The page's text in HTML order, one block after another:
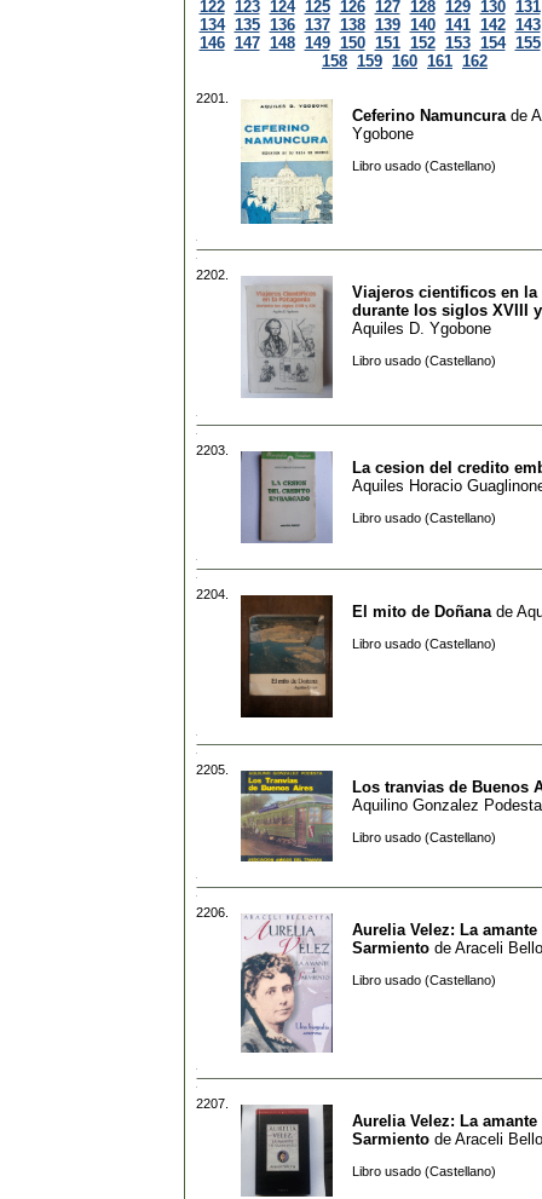
122 123 124 125 126 127 128 129 130 131
134 135 136 137 138 139 140 141 142 143
146 147 148 149 150 151 152 153 154 155
158 159 160 161 162
2201.
Ceferino Namuncura de
Ygobone
Libro usado (Castellano)
2202.
Viajeros cientificos en la
durante los siglos XVIII
Aquiles D. Ygobone
Libro usado (Castellano)
2203.
La cesion del credito
Aquiles Horacio
Libro usado (Castellano)
2204.
El mito de Doñana de
Libro usado (Castellano)
2205.
Los tranvias de Buenos
Aquilino Gonzalez Podesta
Libro usado (Castellano)
2206.
Aurelia Velez: La amante
Sarmiento de Araceli
Libro usado (Castellano)
2207.
Aurelia Velez: La amante
Sarmiento de Araceli
Libro usado (Castellano)